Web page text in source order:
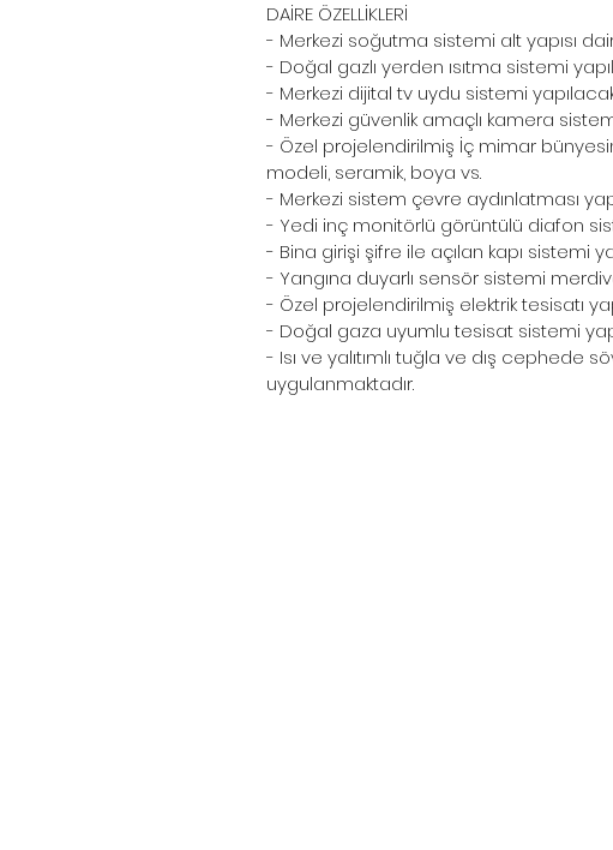
DAİRE ÖZELLİKLERİ
- Merkezi soğutma sistemi alt yapısı
- Doğal gazlı yerden ısıtma sistemi
- Merkezi dijital tv uydu sistemi
- Merkezi güvenlik amaçlı kamera
- Özel projelendirilmiş İç mimar
modeli, seramik, boya vs.
- Merkezi sistem çevre aydınlatması
- Yedi inç monitörlü görüntülü diafon
- Bina girişi şifre ile açılan kapı sistemi
- Yangına duyarlı sensör sistemi
- Özel projelendirilmiş elektrik tesisatı
- Doğal gaza uyumlu tesisat sistemi
- Isı ve yalıtımlı tuğla ve dış cephede
uygulanmaktadır.